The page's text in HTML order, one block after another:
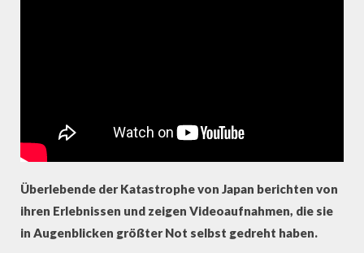
Überlebende der Katastrophe von Japan berichten von
ihren Erlebnissen und zeigen Videoaufnahmen, die sie
in Augenblicken größter Not selbst gedreht haben.